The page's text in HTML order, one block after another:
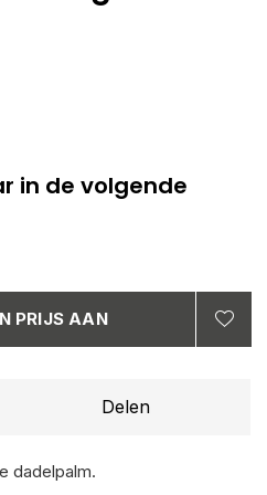
in de volgende
PRIJS AAN
Delen
dadelpalm.